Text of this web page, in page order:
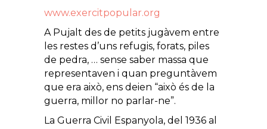
www.exercitpopular.org
A Pujalt des de petits jugàvem entre
les restes d’uns refugis, forats, piles
de pedra, … sense saber massa que
representaven i quan preguntàvem
que era això, ens deien “això és de la
guerra, millor no parlar-ne”.
La Guerra Civil Espanyola, del 1936 al